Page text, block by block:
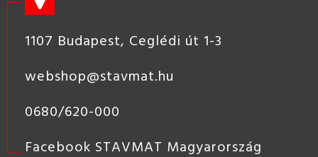
1107 Budapest, Ceglédi út 1-3
webshop@stavmat.hu
0680/620-000
Facebook STAVMAT Magyarország